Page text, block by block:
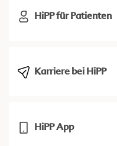
HiPP für Patienten
Karriere bei HiPP
HiPP App